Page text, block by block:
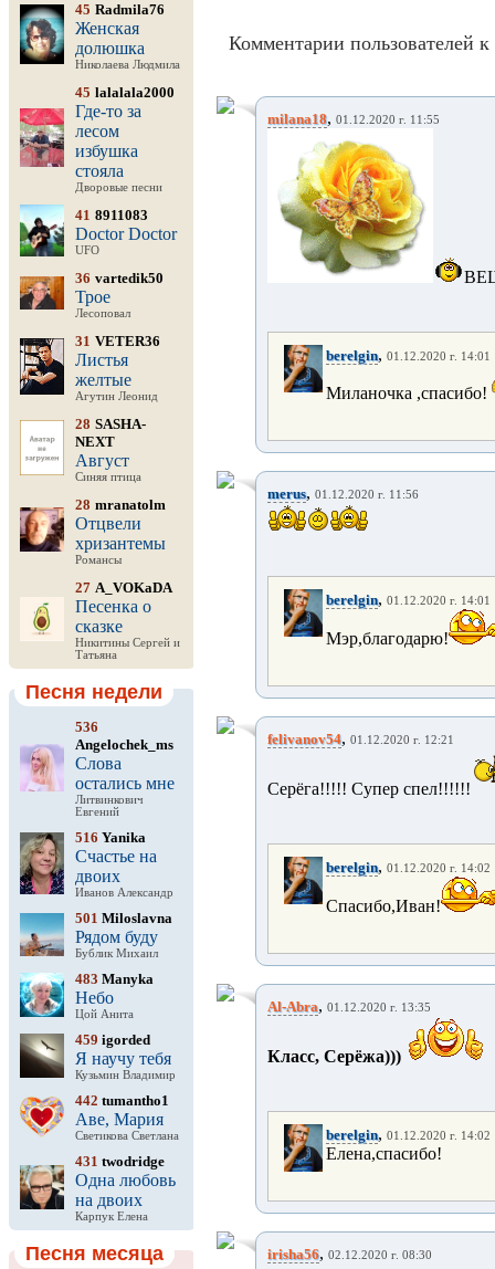
45 Radmila76
Женская
долюшка
Николаева Людмила
45 lalalala2000
Где-то за
лесом
избушка
стояла
Дворовые песни
41 8911083
Doctor Doctor
UFO
36 vartedik50
Трое
Лесоповал
31 VETER36
Листья
желтые
Агутин Леонид
28 SASHA-
NEXT
Август
Синяя птица
28 mranatolm
Отцвели
хризантемы
Романсы
27 A_VOKaDA
Песенка о
сказке
Никитины Сергей и
Татьяна
Песня недели
536
Angelochek_ms
Слова
остались мне
Литвинкович
Евгений
516 Yanika
Счастье на
двоих
Иванов Александр
501 Miloslavna
Рядом буду
Бублик Михаил
483 Manyka
Небо
Цой Анита
459 igorded
Я научу тебя
Кузьмин Владимир
442 tumantho1
Аве, Мария
Светикова Светлана
431 twodridge
Одна любовь
на двоих
Карпук Елена
Песня месяца
Комментарии пользователей к
milana18, 01.12.2020 г. 11:55
berelgin, 01.12.2020 г. 14:01
Миланочка ,спасибо!
merus, 01.12.2020 г. 11:56
berelgin, 01.12.2020 г. 14:01
Мэр,благодарю!
felivanov54, 01.12.2020 г. 12:21
Серёга!!!!! Супер спел!!!!!!
berelgin, 01.12.2020 г. 14:02
Спасибо,Иван!
Al-Abra, 01.12.2020 г. 13:35
Класс, Серёжа)))
berelgin, 01.12.2020 г. 14:02
Елена,спасибо!
irisha56, 02.12.2020 г. 08:30